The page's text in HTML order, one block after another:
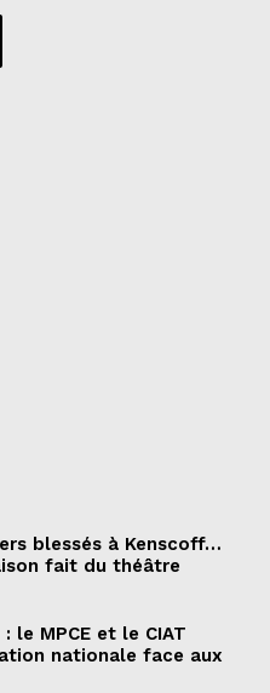
blessés à Kenscoff…
fait du théâtre
le MPCE et le CIAT
nationale face aux